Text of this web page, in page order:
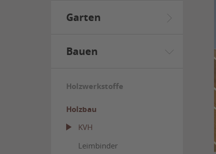
Garten
Bauen
Holzwerkstoffe
Holzbau
KVH
Leimbinder